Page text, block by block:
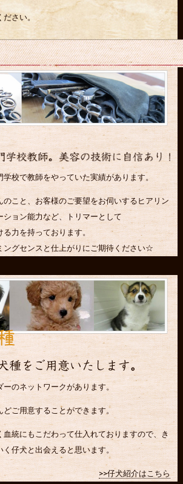
さい。
学校で教師をやっていた実績があります。
のこと、お客様のご要望をお伺いするヒアリン
ション能力など、トリマーとして
る力を持っております。
ングセンスと仕上がりにご期待ください☆
ーのネットワークがあります。
どご用意することができます。
血統にもこだわって仕入れておりますので、き
く仔犬と出会えると思います。
>>仔犬紹介はこちら